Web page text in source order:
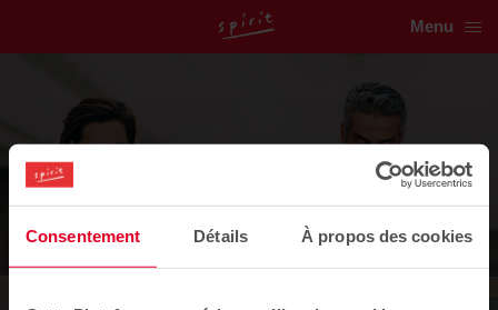
Consentement Détails À propos des cookies
Menu
Vivez l'esprit Spirit !
Découvrez